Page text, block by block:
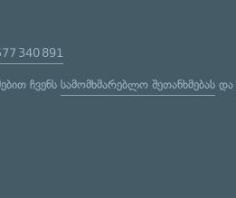
340 891
ჩვენს სამომხმარებლო შეთანხმებას და